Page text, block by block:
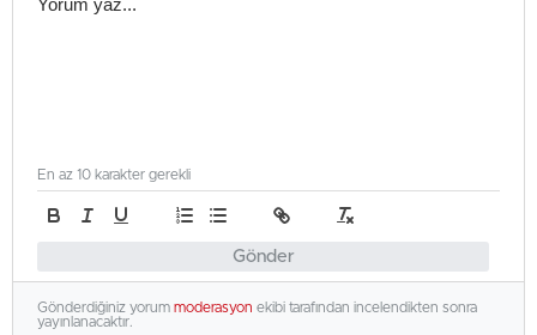
Gönder
En az 10 karakter gerekli
Gönderdiğiniz yorum moderasyon ekibi tarafından incelendikten sonra
yayınlanacaktır.